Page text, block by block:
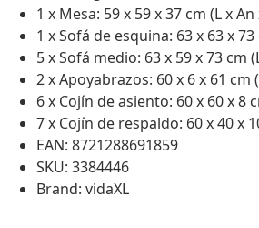
1 x Mesa: 59 x 59 x 37 cm (L x An
1 x Sofá de esquina: 63 x 63 x 73
5 x Sofá medio: 63 x 59 x 73 cm
2 x Apoyabrazos: 60 x 6 x 61 cm
6 x Cojín de asiento: 60 x 60 x 8
7 x Cojín de respaldo: 60 x 40 x
EAN: 8721288691859
SKU: 3384446
Brand: vidaXL